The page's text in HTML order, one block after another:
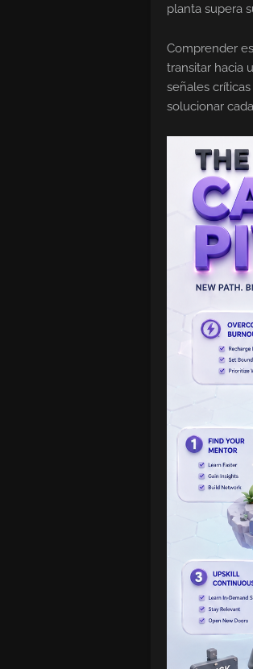
planta supera
Comprender
transitar hacia
señales
solucionar